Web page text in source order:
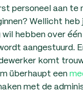
personeel aan
Wellicht
hebben over
aangestuurd.
komt
überhaupt een
met de